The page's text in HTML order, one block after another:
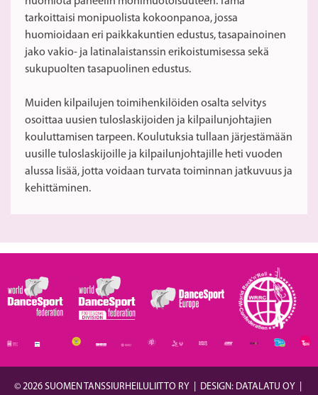
tarkoittaisi monipuolista kokoonpanoa, jossa
huomioidaan eri paikkakuntien edustus, tasapainoinen
jako vakio- ja latinalaistanssin erikoistumisessa sekä
sukupuolten tasapuolinen edustus.
Muiden kilpailujen toimihenkilöiden osalta selvitys
osoittaa uusien tuloslaskijoiden ja kilpailunjohtajien
kouluttamisen tarpeen. Koulutuksia tullaan järjestämään
uusille tuloslaskijoille ja kilpailunjohtajille heti vuoden
alussa lisää, jotta voidaan turvata toiminnan jatkuvuus ja
kehittäminen.
© 2026 SUOMEN TANSSIURHEILULIITTO RY DESIGN: DATALATU OY